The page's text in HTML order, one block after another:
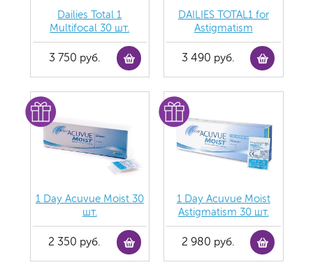
Dailies Total 1
Multifocal 30 шт.
3 750 руб.
DAILIES TOTAL1 for
Astigmatism
3 490 руб.
1 Day Acuvue Moist 30
шт.
2 350 руб.
1 Day Acuvue Moist
Аstigmatism 30 шт.
2 980 руб.